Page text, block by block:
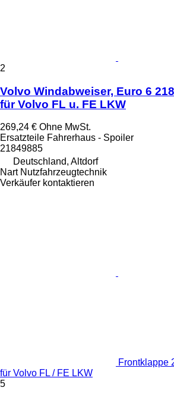
2
Volvo Windabweiser, Euro 6
für Volvo FL u. FE LKW
269,24 € Ohne MwSt.
Ersatzteile Fahrerhaus - Spoiler
21849885
Deutschland, Altdorf
Nart Nutzfahrzeugtechnik
Verkäufer kontaktieren
Frontklappe
für Volvo FL / FE LKW
5